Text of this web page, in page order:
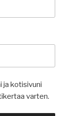
ja kotisivuni
varten.